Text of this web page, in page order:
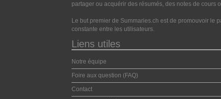
partager ou acquérir des résumés, des notes de cours
Le but premier de Summaries.ch est de promouvoir le
constante entre les utilisateurs.
Liens utiles
Notre équipe
Foire aux question (FAQ)
Contact